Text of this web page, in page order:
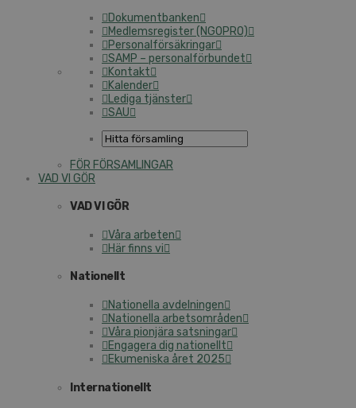
Dokumentbanken
Medlemsregister (NGOPRO)
Personalförsäkringar
SAMP – personalförbundet
Kontakt
Kalender
Lediga tjänster
SAU
FÖR FÖRSAMLINGAR
VAD VI GÖR
VAD VI GÖR
Våra arbeten
Här finns vi
Nationellt
Nationella avdelningen
Nationella arbetsområden
Våra pionjära satsningar
Engagera dig nationellt
Ekumeniska året 2025
Internationellt